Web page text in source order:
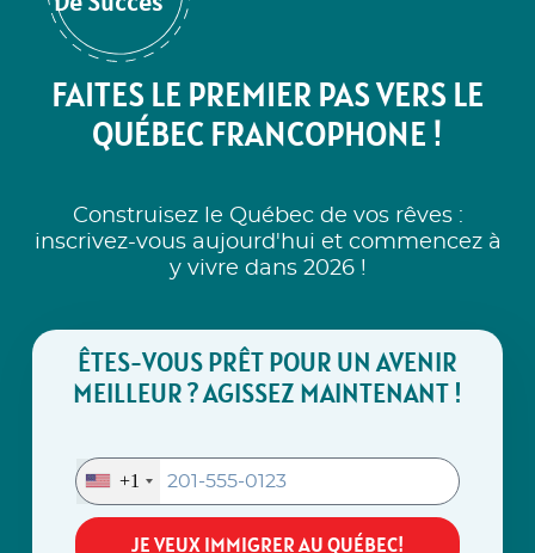
FAITES LE PREMIER PAS VERS LE
QUÉBEC FRANCOPHONE !
Construisez le Québec de vos rêves :
inscrivez-vous aujourd'hui et commencez à
y vivre dans 2026 !
ÊTES-VOUS PRÊT POUR UN AVENIR
MEILLEUR ? AGISSEZ MAINTENANT !
+1
JE VEUX IMMIGRER AU QUÉBEC!